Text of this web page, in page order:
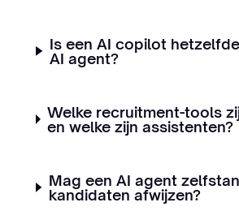
Is een AI copilot
AI agent?
Welke recruitment-tools
en welke zijn assistenten?
Mag een AI agent
kandidaten afwijzen?